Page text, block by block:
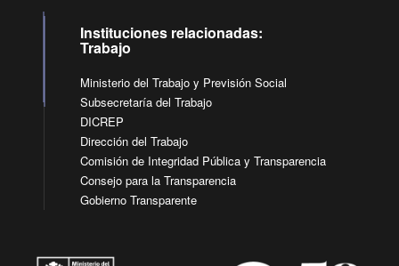
Instituciones relacionadas:
Trabajo
Ministerio del Trabajo y Previsión Social
Subsecretaría del Trabajo
DICREP
Dirección del Trabajo
Comisión de Integridad Pública y Transparencia
Consejo para la Transparencia
Gobierno Transparente